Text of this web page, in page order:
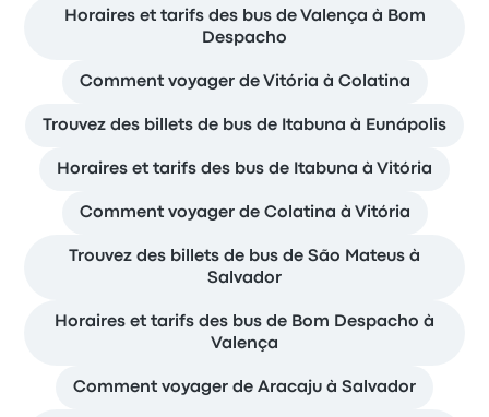
Horaires et tarifs des bus de Valença à Bom
Despacho
Comment voyager de Vitória à Colatina
Trouvez des billets de bus de Itabuna à Eunápolis
Horaires et tarifs des bus de Itabuna à Vitória
Comment voyager de Colatina à Vitória
Trouvez des billets de bus de São Mateus à
Salvador
Horaires et tarifs des bus de Bom Despacho à
Valença
Comment voyager de Aracaju à Salvador